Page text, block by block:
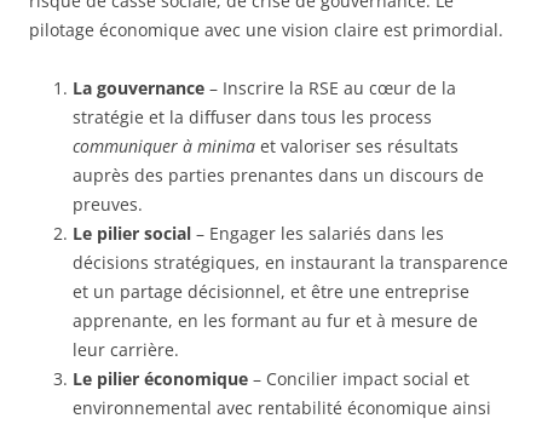
pilotage économique avec une vision claire est primordial.
La gouvernance – Inscrire la RSE au cœur de la
stratégie et la diffuser dans tous les process
communiquer à minima et valoriser ses résultats
auprès des parties prenantes dans un discours de
preuves.
Le pilier social – Engager les salariés dans les
décisions stratégiques, en instaurant la transparence
et un partage décisionnel, et être une entreprise
apprenante, en les formant au fur et à mesure de
leur carrière.
Le pilier économique – Concilier impact social et
environnemental avec rentabilité économique ainsi